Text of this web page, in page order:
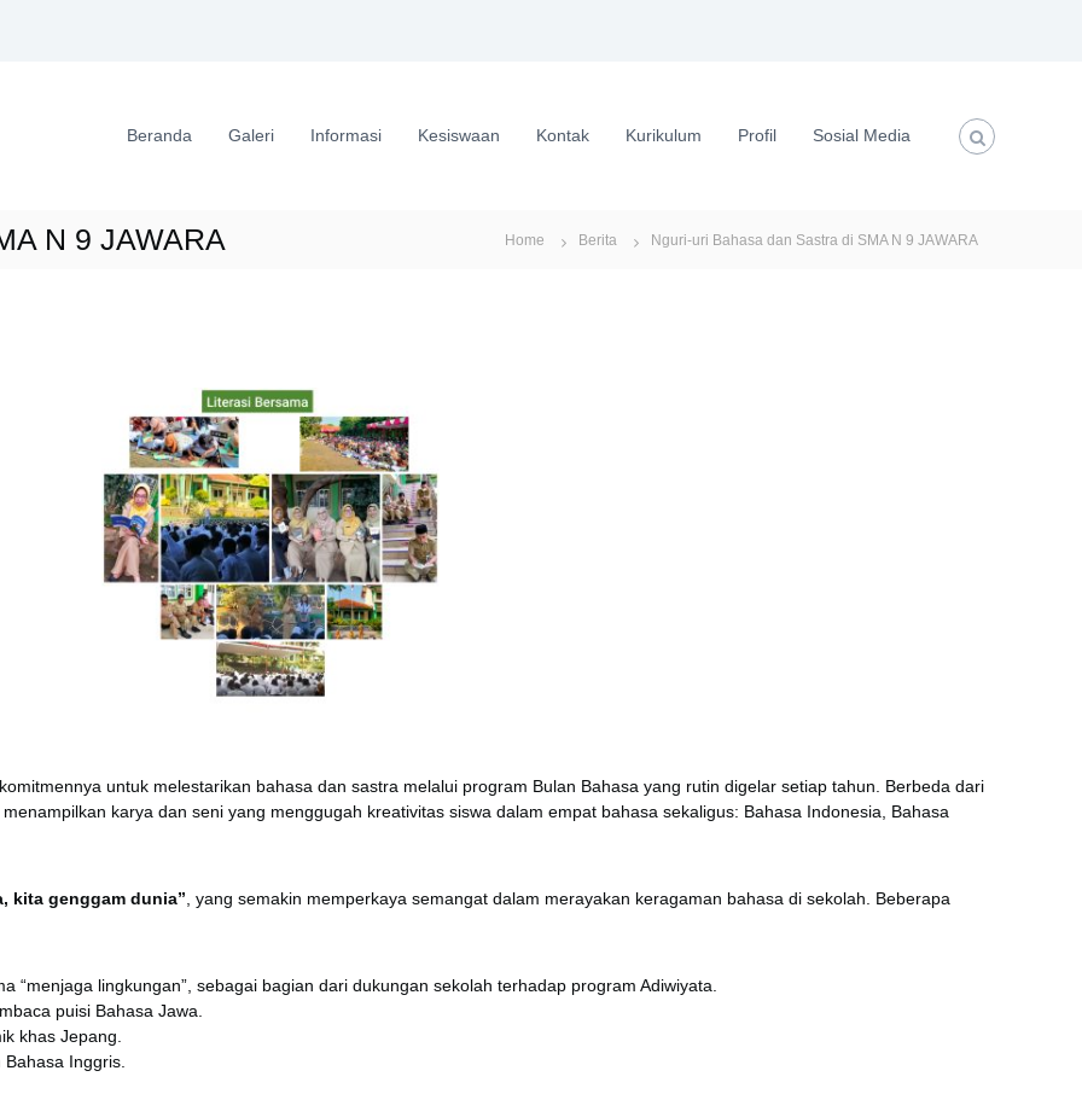
Beranda Galeri Informasi Kesiswaan Kontak Kurikulum Profil Sosial Media
N 9 JAWARA Home Berita Nguri-uri Bahasa dan Sastra di SMA N 9 JAWARA
untuk melestarikan bahasa dan sastra melalui program Bulan Bahasa yang rutin digelar setiap tahun. Berbeda dari
karya dan seni yang menggugah kreativitas siswa dalam empat bahasa sekaligus: Bahasa Indonesia, Bahasa
kita genggam dunia” , yang semakin memperkaya semangat dalam merayakan keragaman bahasa di sekolah. Beberapa
“menjaga lingkungan”, sebagai bagian dari dukungan sekolah terhadap program Adiwiyata.
puisi Bahasa Jawa.
khas Jepang.
Bahasa Inggris.